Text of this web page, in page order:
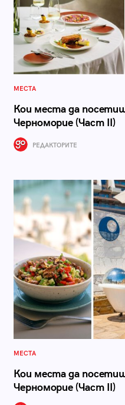
МЕСТА
Кои места да
Черноморие (Част II)
РЕДАКТОРИТЕ
МЕСТА
Кои места да
Черноморие (Част II)